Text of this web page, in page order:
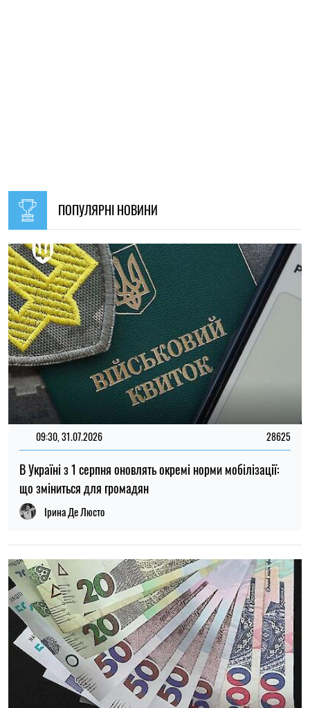
Ізраїль не випускає десятки українців із сектора Газа,
незважаючи на те, що їх внесено до списків на евакуацію
Олена Расенко
19:00, 16.06.2026 288
У сміттєвій ямі стародавнього Ізраїлю знайшли
перламутрову печатку віком 2700 років
Мирослав Чайковський